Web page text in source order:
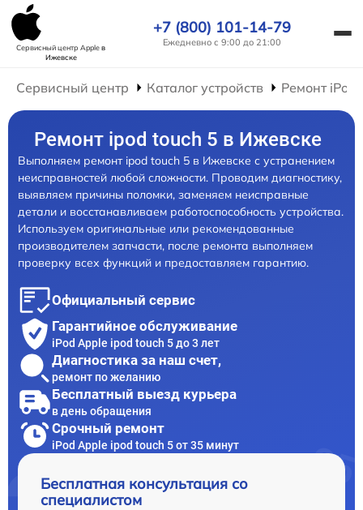
Сервисный центр Appleв
Ижевске
+7 (800) 101-14-79
Ежедневно с 9:00 до 21:00
Сервисный центр Каталог устройств Ремонт iPod
Ремонт ipod touch 5 в Ижевске
Выполняем ремонт ipod touch 5 в Ижевске с устранением
неисправностей любой сложности. Проводим диагностику,
выявляем причины поломки, заменяем неисправные
детали и восстанавливаем работоспособность устройства.
Используем оригинальные или рекомендованные
производителем запчасти, после ремонта выполняем
проверку всех функций и предоставляем гарантию.
Официальный сервис
Гарантийное обслуживание
iPod Apple ipod touch 5 до 3 лет
Диагностика за наш счет,
ремонт по желанию
Бесплатный выезд курьера
в день обращения
Срочный ремонт
iPod Apple ipod touch 5 от 35 минут
Бесплатная консультация со
специалистом